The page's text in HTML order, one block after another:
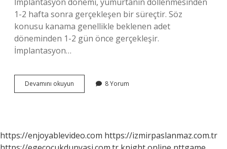
1-2 hafta sonra gerçekleşen bir süreçtir. Söz
konusu kanama genellikle beklenen adet
döneminden 1-2 gün önce gerçekleşir.
İmplantasyon…
Devamını okuyun
Gün
Mi
8 Yorum
https://enjoyablevideo.com https://izmirpaslanmaz.com.tr